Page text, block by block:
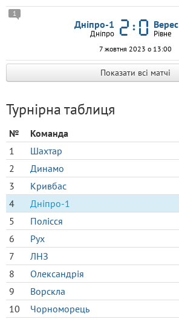
Дніпро-1
Дніпро
Верес
Рівне
7 жовтня 2023 о 13:00
1
Показати всі матчі
Турнірна таблиця
№ Команда
1
Шахтар
2
Динамо
3
Кривбас
4
Дніпро-1
5
Полісся
6
Рух
7
ЛНЗ
8
Олександрія
9
Ворскла
10
Чорноморець